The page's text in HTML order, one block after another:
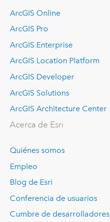
ArcGIS Online
ArcGIS Pro
ArcGIS Enterprise
ArcGIS Location Platform
ArcGIS Developer
ArcGIS Solutions
ArcGIS Architecture Center
Acerca de Esri
Quiénes somos
Empleo
Blog de Esri
Conferencia de usuarios
Cumbre de desarrolladores